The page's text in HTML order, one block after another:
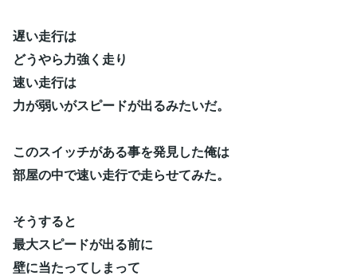
遅い走行は
どうやら力強く走り
速い走行は
力が弱いがスピードが出るみたいだ。
このスイッチがある事を発見した俺は
部屋の中で速い走行で走らせてみた。
そうすると
最大スピードが出る前に
壁に当たってしまって